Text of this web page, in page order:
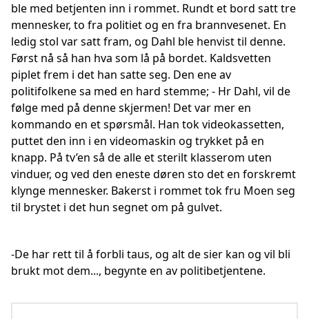
ble med betjenten inn i rommet. Rundt et bord satt tre
mennesker, to fra politiet og en fra brannvesenet. En
ledig stol var satt fram, og Dahl ble henvist til denne.
Først nå så han hva som lå på bordet. Kaldsvetten
piplet frem i det han satte seg. Den ene av
politifolkene sa med en hard stemme; - Hr Dahl, vil de
følge med på denne skjermen! Det var mer en
kommando en et spørsmål. Han tok videokassetten,
puttet den inn i en videomaskin og trykket på en
knapp. På tv’en så de alle et sterilt klasserom uten
vinduer, og ved den eneste døren sto det en forskremt
klynge mennesker. Bakerst i rommet tok fru Moen seg
til brystet i det hun segnet om på gulvet.
-De har rett til å forbli taus, og alt de sier kan og vil bli
brukt mot dem..., begynte en av politibetjentene.